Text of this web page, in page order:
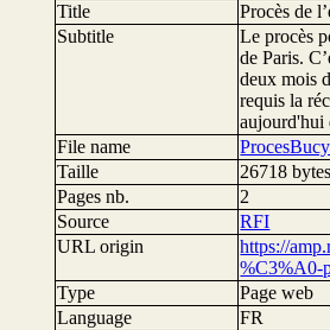
Title
Procès de
Subtitle
Le procès
de Paris.
deux mois
requis la
aujourd'hui
File name
Taille
26718 bytes
Pages nb.
2
Source
RFI
URL origin
https://
%C3%A0-
Type
Page web
Language
FR